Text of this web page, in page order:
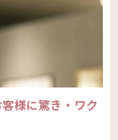
様に驚き・ワク